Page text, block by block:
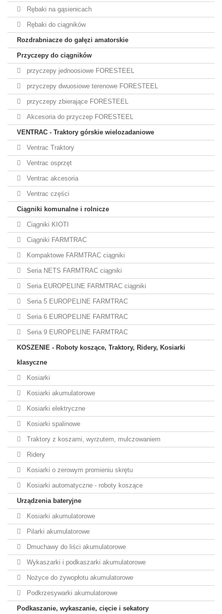
Rębaki na gąsienicach
Rębaki do ciągników
Rozdrabniacze do gałęzi amatorskie
Przyczepy do ciągników
przyczepy jednoosiowe FORESTEEL
przyczepy dwuosiowe terenowe FORESTEEL
przyczepy zbierające FORESTEEL
Akcesoria do przyczep FORESTEEL
VENTRAC - Traktory górskie wielozadaniowe
Ventrac Traktory
Ventrac osprzęt
Ventrac akcesoria
Ventrac części
Ciągniki komunalne i rolnicze
Ciągniki KIOTI
Ciągniki FARMTRAC
Kompaktowe FARMTRAC ciągniki
Seria NETS FARMTRAC ciągniki
Seria EUROPELINE FARMTRAC ciągniki
Seria 5 EUROPELINE FARMTRAC
Seria 6 EUROPELINE FARMTRAC
Seria 9 EUROPELINE FARMTRAC
KOSZENIE - Roboty koszące, Traktory, Ridery, Kosiarki
klasyczne
Kosiarki
Kosiarki akumulatorowe
Kosiarki elektryczne
Kosiarki spalinowe
Traktory z koszami, wyrzutem, mulczowaniem
Ridery
Kosiarki o zerowym promieniu skrętu
Kosiarki automatyczne - roboty koszące
Urządzenia bateryjne
Kosiarki akumulatorowe
Pilarki akumulatorowe
Dmuchawy do liści akumulatorowe
Wykaszarki i podkaszarki akumulatorowe
Nożyce do żywopłotu akumulatorowe
Podkrzesywarki akumulatorowe
Podkaszanie, wykaszanie, cięcie i sekatory